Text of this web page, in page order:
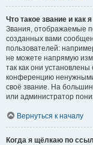
Что такое звание и как
Звания, отображаемые
созданных вами
пользователей:
не можете напрямую
так как они
конференцию
своё звание. На
или администратор
Вернуться к началу
Когда я щёлкаю по